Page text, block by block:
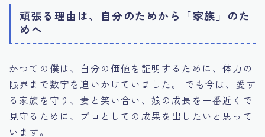
頑張る理由は、自分のためから「家族」のた
めへ
かつての僕は、自分の価値を証明するために、体力の
限界まで数字を追いかけていました。 でも今は、愛す
る家族を守り、妻と笑い合い、娘の成長を一番近くで
見守るために、プロとしての成果を出したいと思って
います。